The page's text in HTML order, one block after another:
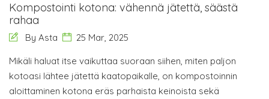
Kompostointi kotona: vähennä jätettä, säästä
rahaa
By Asta 25 Mar, 2025
Mikäli haluat itse vaikuttaa suoraan siihen, miten paljon
kotoasi lähtee jätettä kaatopaikalle, on kompostoinnin
aloittaminen kotona eräs parhaista keinoista sekä